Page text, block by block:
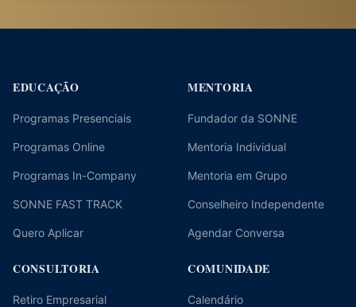
EDUCAÇÃO
Programas Presenciais
Programas Online
Programas In-Company
SONNE FAST TRACK
Quero Aplicar
MENTORIA
Fundador da SONNE
Mentoria Individual
Mentoria em Grupo
Conselheiro Independente
Agendar Conversa
CONSULTORIA
Retiro Empresarial
COMUNIDADE
Calendário